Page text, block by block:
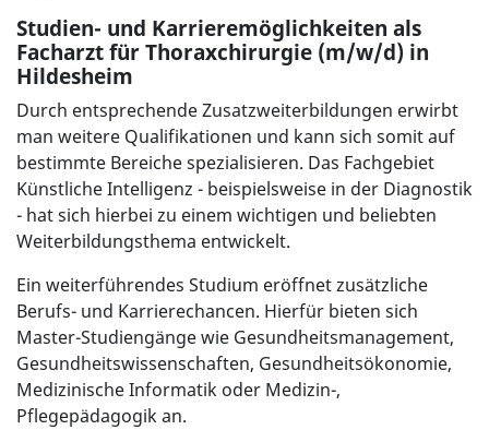
Studien- und Karrieremöglichkeiten als
Facharzt für Thoraxchirurgie (m/w/d) in
Hildesheim
Durch entsprechende Zusatzweiterbildungen erwirbt
man weitere Qualifikationen und kann sich somit auf
bestimmte Bereiche spezialisieren. Das Fachgebiet
Künstliche Intelligenz - beispielsweise in der Diagnostik
- hat sich hierbei zu einem wichtigen und beliebten
Weiterbildungsthema entwickelt.
Ein weiterführendes Studium eröffnet zusätzliche
Berufs- und Karrierechancen. Hierfür bieten sich
Master-Studiengänge wie Gesundheitsmanagement,
Gesundheitswissenschaften, Gesundheitsökonomie,
Medizinische Informatik oder Medizin-,
Pflegepädagogik an.